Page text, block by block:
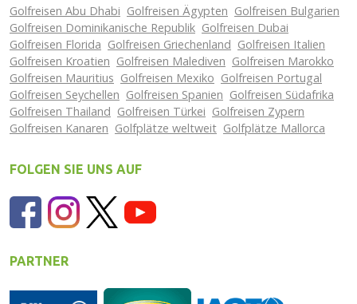
Golfreisen Abu Dhabi Golfreisen Ägypten Golfreisen Bulgarien
Golfreisen Dominikanische Republik Golfreisen Dubai
Golfreisen Florida Golfreisen Griechenland Golfreisen Italien
Golfreisen Kroatien Golfreisen Malediven Golfreisen Marokko
Golfreisen Mauritius Golfreisen Mexiko Golfreisen Portugal
Golfreisen Seychellen Golfreisen Spanien Golfreisen Südafrika
Golfreisen Thailand Golfreisen Türkei Golfreisen Zypern
Golfreisen Kanaren Golfplätze weltweit Golfplätze Mallorca
FOLGEN SIE UNS AUF
PARTNER